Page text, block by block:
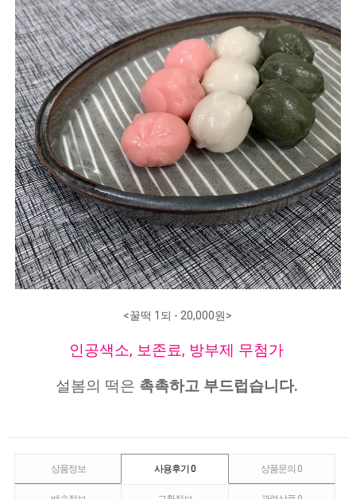
<꿀떡 1되 - 20,000원>
인공색소, 보존료, 방부제 무첨가
설봄의 떡은 촉촉하고 부드럽습니다.
상품정보 사용후기 0 상품문의 0